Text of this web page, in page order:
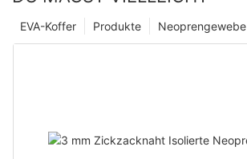
Neoprengewebe
Produkte
EVA-Koffer